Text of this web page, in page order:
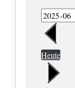
Heute